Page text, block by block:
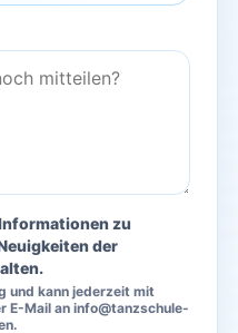
zu
der
und kann jederzeit mit
E-Mail an info@tanzschule-